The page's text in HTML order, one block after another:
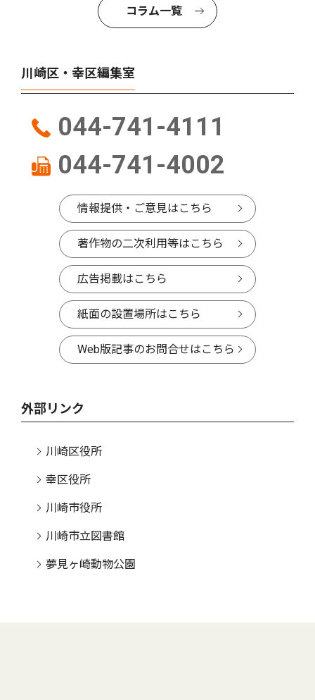
コラム一覧
川崎区・幸区編集室
044-741-4111
044-741-4002
情報提供・ご意見はこちら
著作物の二次利用等はこちら
広告掲載はこちら
紙面の設置場所はこちら
Web版記事のお問合せはこちら
外部リンク
川崎区役所
幸区役所
川崎市役所
川崎市立図書館
夢見ヶ崎動物公園